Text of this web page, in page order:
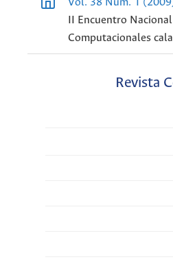
Vol. 38 Núm. 1
II Encuentro
Computacionales
Revista